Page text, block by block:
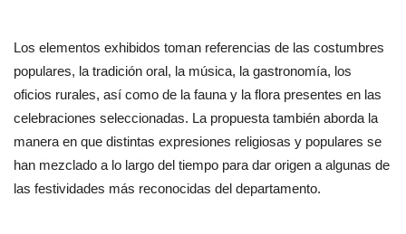
Los elementos exhibidos toman referencias de las costumbres
populares, la tradición oral, la música, la gastronomía, los
oficios rurales, así como de la fauna y la flora presentes en las
celebraciones seleccionadas. La propuesta también aborda la
manera en que distintas expresiones religiosas y populares se
han mezclado a lo largo del tiempo para dar origen a algunas de
las festividades más reconocidas del departamento.